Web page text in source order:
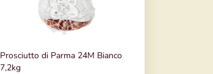
Prosciutto di Parma 24M Bianco
7,2kg